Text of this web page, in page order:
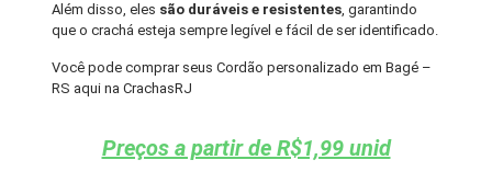
Além disso, eles são duráveis e resistentes, garantindo
que o crachá esteja sempre legível e fácil de ser identificado.
Você pode comprar seus Cordão personalizado em Bagé –
RS aqui na CrachasRJ
Preços a partir de R$1,99 unid